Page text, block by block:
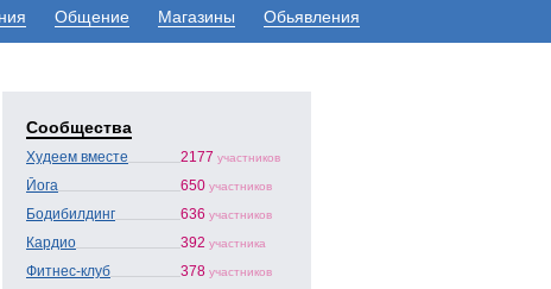
Общение Магазины Обьявления
Сообщества
Худеем вместе 2177 участников
Йога 650 участников
Бодибилдинг 636 участников
Кардио 392 участника
Фитнес-клуб 378 участников